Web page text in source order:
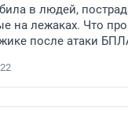
в людей,
на лежаках. Что
после атаки